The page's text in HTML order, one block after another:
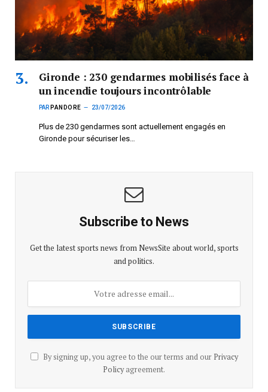
Gironde : 230 gendarmes mobilisés face à
un incendie toujours incontrôlable
PAR PANDORE 23/07/2026
Plus de 230 gendarmes sont actuellement engagés en
Gironde pour sécuriser les…
Subscribe to News
Get the latest sports news from NewsSite about world, sports
and politics.
By signing up, you agree to the our terms and our Privacy
Policyagreement.